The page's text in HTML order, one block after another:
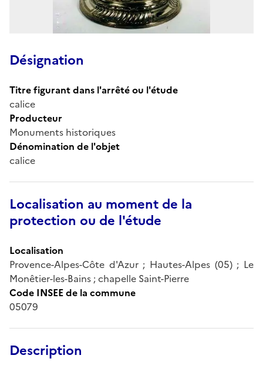
Désignation
Titre figurant dans l'arrêté ou l'étude
calice
Producteur
Monuments historiques
Dénomination de l'objet
calice
Localisation au moment de la
protection ou de l'étude
Localisation
Provence-Alpes-Côte d'Azur ; Hautes-Alpes (05) ; Le
Monêtier-les-Bains ; chapelle Saint-Pierre
Code INSEE de la commune
05079
Description